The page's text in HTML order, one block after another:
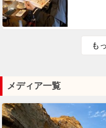
も
メディア一覧